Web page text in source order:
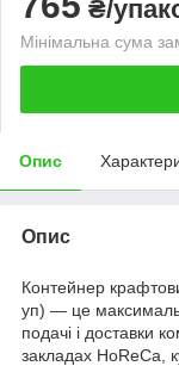
₴/
Мінімальна сума
Опис
Опис
Контейнер
уп) — це
подачі і доставки
закладах HoReCa,